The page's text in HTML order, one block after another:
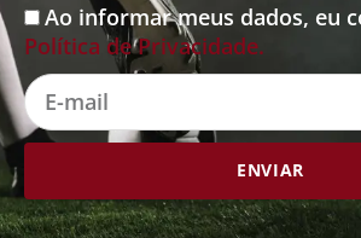
Ao informar meus dados, eu
Política de Privacidade.
E-
mail
ENVIAR